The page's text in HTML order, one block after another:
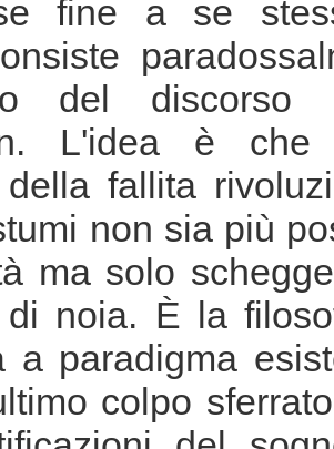
fine a se
del discorso
L'idea è che
fallita
non sia più
ma solo
noia. È la
a paradigma
colpo